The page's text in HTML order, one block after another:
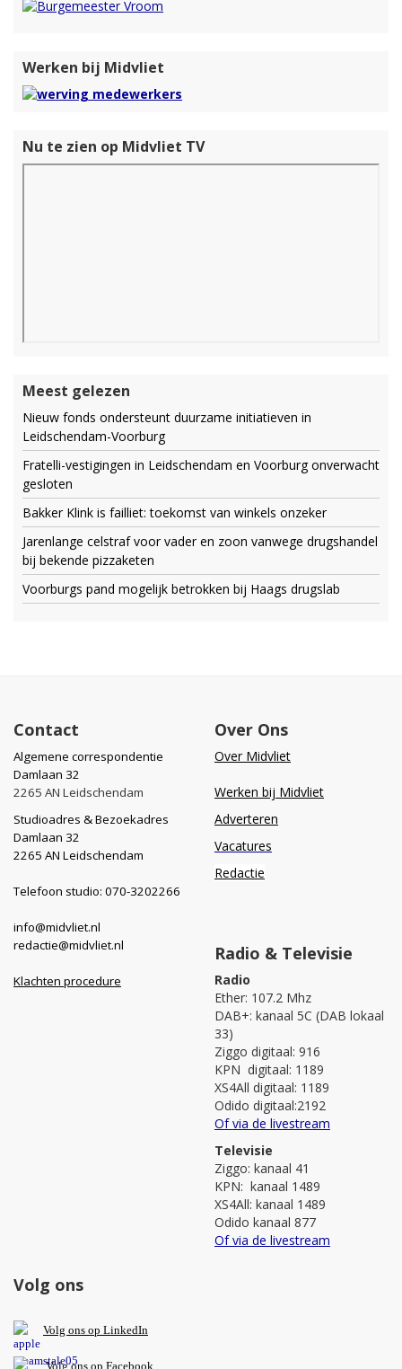
Werken bij Midvliet
Nu te zien op Midvliet TV
Meest gelezen
Nieuw fonds ondersteunt duurzame initiatieven in
Leidschendam-Voorburg
Fratelli-vestigingen in Leidschendam en Voorburg onverwacht
gesloten
Bakker Klink is failliet: toekomst van winkels onzeker
Jarenlange celstraf voor vader en zoon vanwege drugshandel
bij bekende pizzaketen
Voorburgs pand mogelijk betrokken bij Haags drugslab
Contact
Algemene correspondentie
Damlaan 32
2265 AN Leidschendam
Studioadres & Bezoekadres
Damlaan 32
2265 AN Leidschendam
Telefoon studio: 070-3202266
info@midvliet.nl
redactie@midvliet.nl
Klachten procedure
Over Ons
Over Midvliet
Werken bij Midvliet
Adverteren
Vacatures
Redactie
Radio & Televisie
Radio
Ether: 107.2 Mhz
DAB+: kanaal 5C (DAB lokaal
33)
Ziggo digitaal: 916
KPN digitaal: 1189
XS4All digitaal: 1189
Odido digitaal:2192
Of via de livestream
Televisie
Ziggo: kanaal 41
KPN: kanaal 1489
XS4All: kanaal 1489
Odido kanaal 877
Of via de livestream
Volg ons
Volg ons op LinkedIn
Volg ons op Facebook